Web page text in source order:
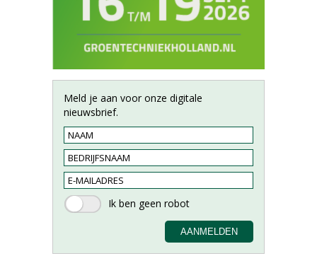
Meld je aan voor onze digitale
nieuwsbrief.